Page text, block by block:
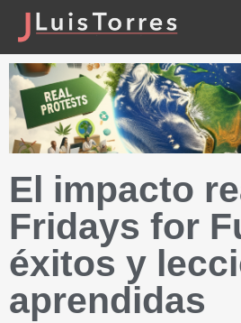
El impacto
Fridays for
éxitos y
aprendidas